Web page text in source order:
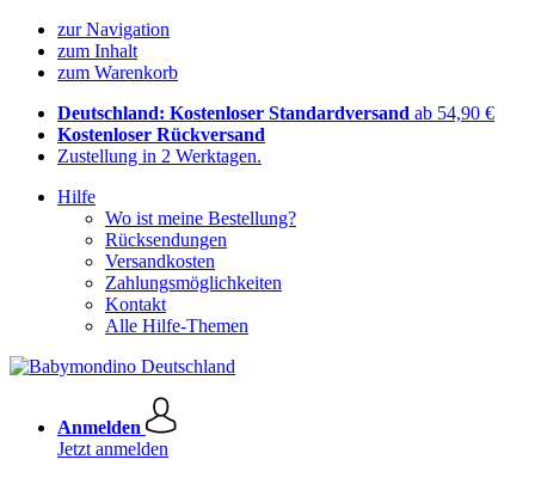
zur Navigation
zum Inhalt
zum Warenkorb
Deutschland: Kostenloser Standardversand ab 54,90 €
Kostenloser Rückversand
Zustellung in 2 Werktagen.
Hilfe
Wo ist meine Bestellung?
Rücksendungen
Versandkosten
Zahlungsmöglichkeiten
Kontakt
Alle Hilfe-Themen
Anmelden
Jetzt anmelden